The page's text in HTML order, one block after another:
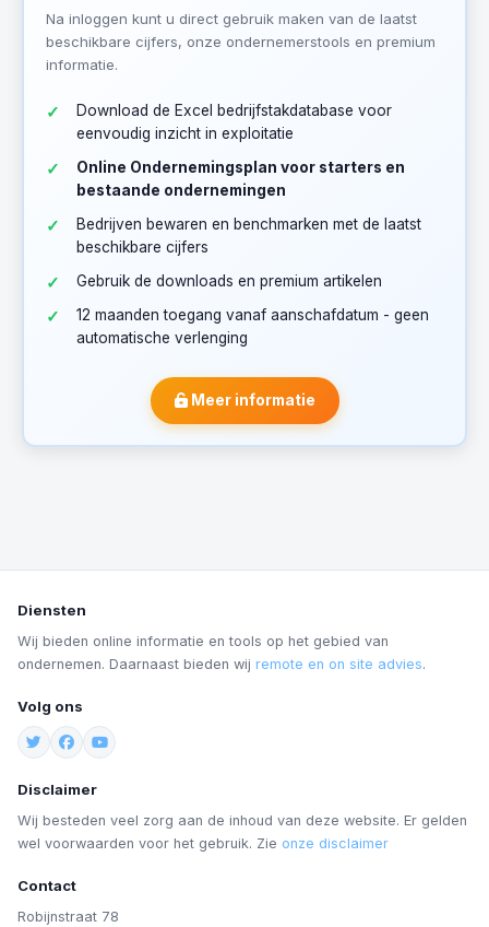
Na inloggen kunt u direct gebruik maken van de laatst
beschikbare cijfers, onze ondernemerstools en premium
informatie.
Download de Excel bedrijfstakdatabase voor
eenvoudig inzicht in exploitatie
Online Ondernemingsplan voor starters en
bestaande ondernemingen
Bedrijven bewaren en benchmarken met de laatst
beschikbare cijfers
Gebruik de downloads en premium artikelen
12 maanden toegang vanaf aanschafdatum - geen
automatische verlenging
Meer informatie
Diensten
Wij bieden online informatie en tools op het gebied van
ondernemen. Daarnaast bieden wij remote en on site advies.
Volg ons
Disclaimer
Wij besteden veel zorg aan de inhoud van deze website. Er gelden
wel voorwaarden voor het gebruik. Zie onze disclaimer
Contact
Robijnstraat 78